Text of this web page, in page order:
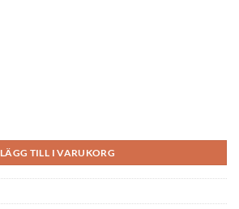
LÄGG TILL I VARUKORG